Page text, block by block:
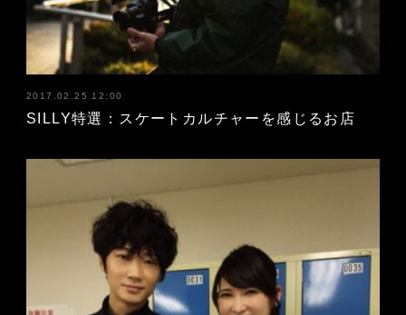
2017.02.25 12:00
SILLY特選：スケートカルチャーを感じるお店